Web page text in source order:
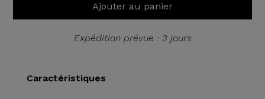
Ajouter au panier
Expédition prévue : 3 jours
Caractéristiques